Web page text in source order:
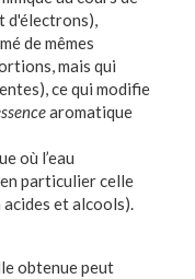
d'électrons),
de mêmes
mais qui
ce qui modifie
aromatique
où l’eau
particulier celle
et alcools).
obtenue peut